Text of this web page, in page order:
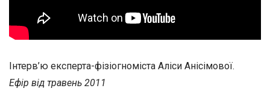
Інтерв’ю експерта-фізіогноміста Аліси Анісімової.
Ефір від травень 2011